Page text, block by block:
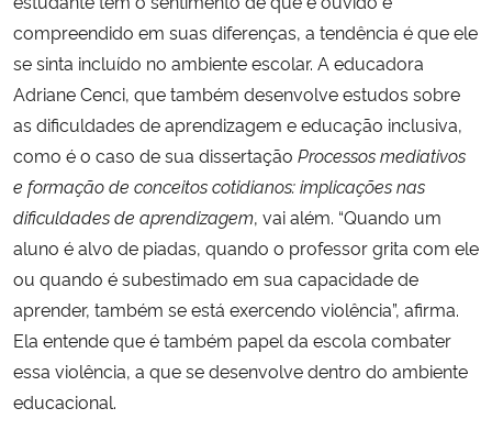
compreendido em suas diferenças, a tendência é que ele
se sinta incluído no ambiente escolar. A educadora
Adriane Cenci, que também desenvolve estudos sobre
as dificuldades de aprendizagem e educação inclusiva,
como é o caso de sua dissertação Processos mediativos
e formação de conceitos cotidianos: implicações nas
dificuldades de aprendizagem, vai além. “Quando um
aluno é alvo de piadas, quando o professor grita com ele
ou quando é subestimado em sua capacidade de
aprender, também se está exercendo violência”, afirma.
Ela entende que é também papel da escola combater
essa violência, a que se desenvolve dentro do ambiente
educacional.